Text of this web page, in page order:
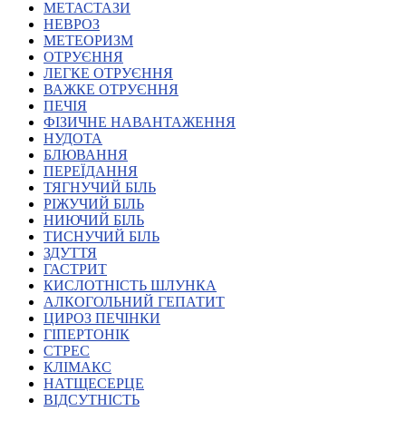
Тернопільська область
Херсонська область
Хмельницька область
Черкаська область
Чернігівська область
Особи відповідальні за контактування з
питань укладення договорів
Вивчаємо жестову мову
Дитяча сторінка
Новини про жестову мову
Ресурс для вивчення жестових мов різних країн
ЦУЖМ
Проєкт "Жестова мова для поліцейських"
Про шахрайські схеми
ВІКТОРИНА
На допомогу військовим
Медична термінологія жестовою мовою
МЕТАСТАЗИ
НЕВРОЗ
МЕТЕОРИЗМ
ОТРУЄННЯ
ЛЕГКЕ ОТРУЄННЯ
ВАЖКЕ ОТРУЄННЯ
ПЕЧІЯ
ФІЗИЧНЕ НАВАНТАЖЕННЯ
НУДОТА
БЛЮВАННЯ
ПЕРЕЇДАННЯ
ТЯГНУЧИЙ БІЛЬ
РІЖУЧИЙ БІЛЬ
НИЮЧИЙ БІЛЬ
ТИСНУЧИЙ БІЛЬ
ЗДУТТЯ
ГАСТРИТ
КИСЛОТНІСТЬ ШЛУНКА
АЛКОГОЛЬНИЙ ГЕПАТИТ
ЦИРОЗ ПЕЧІНКИ
ГІПЕРТОНІК
СТРЕС
КЛІМАКС
НАТЩЕСЕРЦЕ
ВІДСУТНІСТЬ